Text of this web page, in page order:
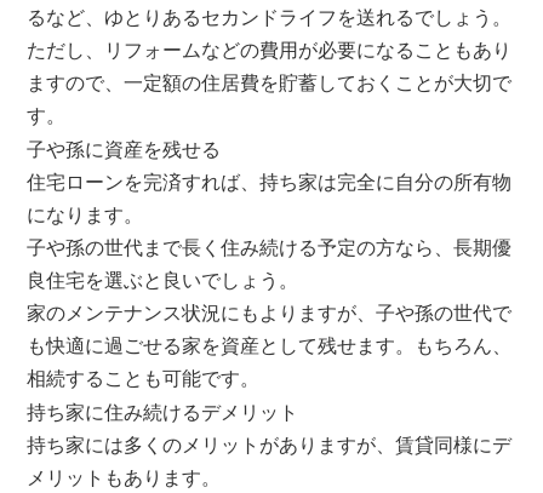
るなど、ゆとりあるセカンドライフを送れるでしょう。
ただし、リフォームなどの費用が必要になることもあり
ますので、一定額の住居費を貯蓄しておくことが大切で
す。
子や孫に資産を残せる
住宅ローンを完済すれば、持ち家は完全に自分の所有物
になります。
子や孫の世代まで長く住み続ける予定の方なら、長期優
良住宅を選ぶと良いでしょう。
家のメンテナンス状況にもよりますが、子や孫の世代で
も快適に過ごせる家を資産として残せます。もちろん、
相続することも可能です。
持ち家に住み続けるデメリット
持ち家には多くのメリットがありますが、賃貸同様にデ
メリットもあります。